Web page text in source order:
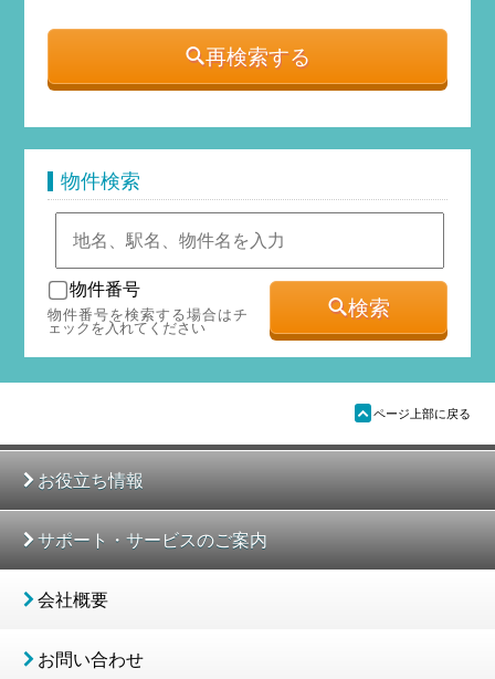
再検索する
物件検索
物件番号
物件番号を検索する場合はチ
ェックを入れてください
検索
ü ページ上部に戻る
お役立ち情報
サポート・サービスのご案内
会社概要
お問い合わせ